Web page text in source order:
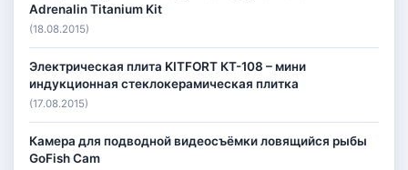
Adrenalin Titanium Kit
(18.08.2015)
Электрическая плита KITFORT КТ-108 – мини
индукционная стеклокерамическая плитка
(17.08.2015)
Камера для подводной видеосъёмки ловящийся рыбы
GoFish Cam